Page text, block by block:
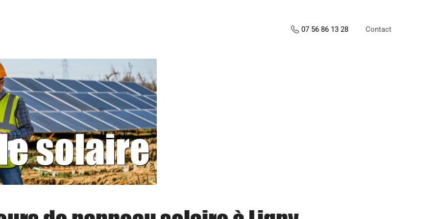
07 56 86 13 28 Contact
solaire